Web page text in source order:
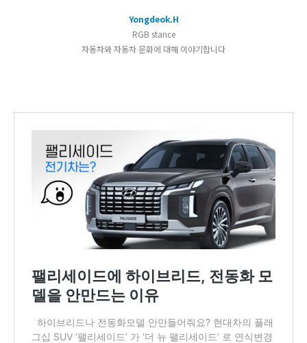
Yongdeok.H
RGB stance
자동차와 자동차 문화에 대해 이야기합니다